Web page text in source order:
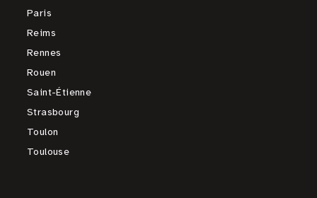
Paris
Reims
Rennes
Rouen
Saint-Étienne
Strasbourg
Toulon
Toulouse